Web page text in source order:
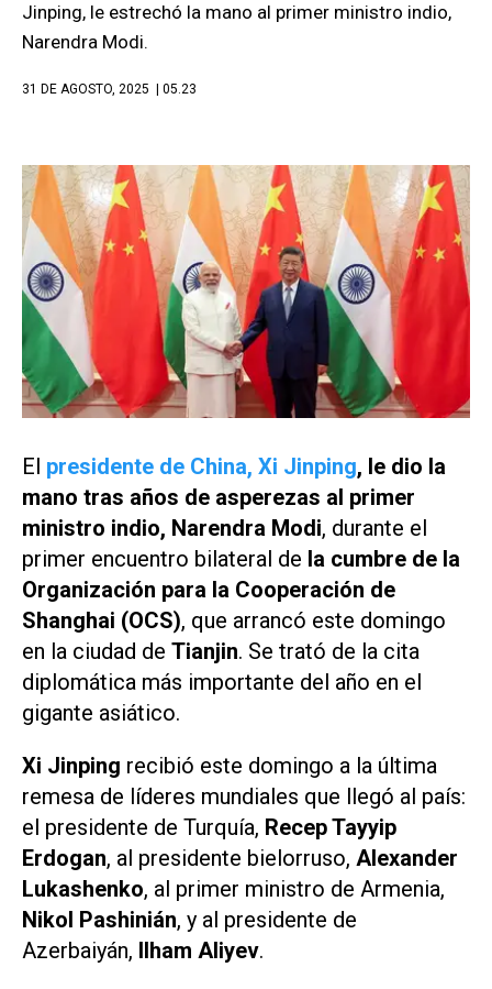
Jinping, le estrechó la mano al primer ministro indio,
Narendra Modi.
31 DE AGOSTO, 2025 | 05.23
El presidente de China, Xi Jinping, le dio la
mano tras años de asperezas al primer
ministro indio, Narendra Modi, durante el
primer encuentro bilateral de la cumbre de la
Organización para la Cooperación de
Shanghai (OCS), que arrancó este domingo
en la ciudad de Tianjin. Se trató de la cita
diplomática más importante del año en el
gigante asiático.
Xi Jinping recibió este domingo a la última
remesa de líderes mundiales que llegó al país:
el presidente de Turquía, Recep Tayyip
Erdogan, al presidente bielorruso, Alexander
Lukashenko, al primer ministro de Armenia,
Nikol Pashinián, y al presidente de
Azerbaiyán, Ilham Aliyev.